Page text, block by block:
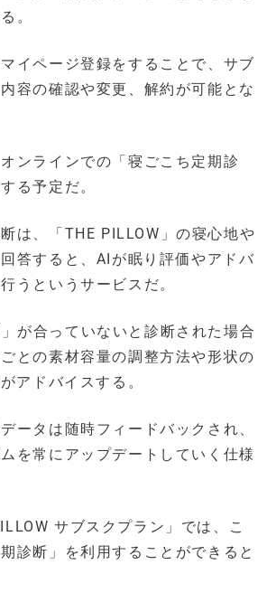
。
イページ登録をすることで、サブ
容の確認や変更、解約が可能とな
ンラインでの「寝ごこち定期診
る予定だ。
は、「THE PILLOW」の寝心地や
答すると、AIが眠り評価やアドバ
うというサービスだ。
」が合っていないと診断された場合
との素材容量の調整方法や形状の
アドバイスする。
ータは随時フィードバックされ、
を常にアップデートしていく仕様
サブスクプラン」では、こ
診断」を利用することができると